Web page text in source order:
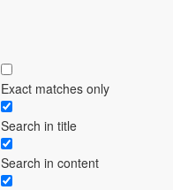
Exact matches only
Search in title
Search in content